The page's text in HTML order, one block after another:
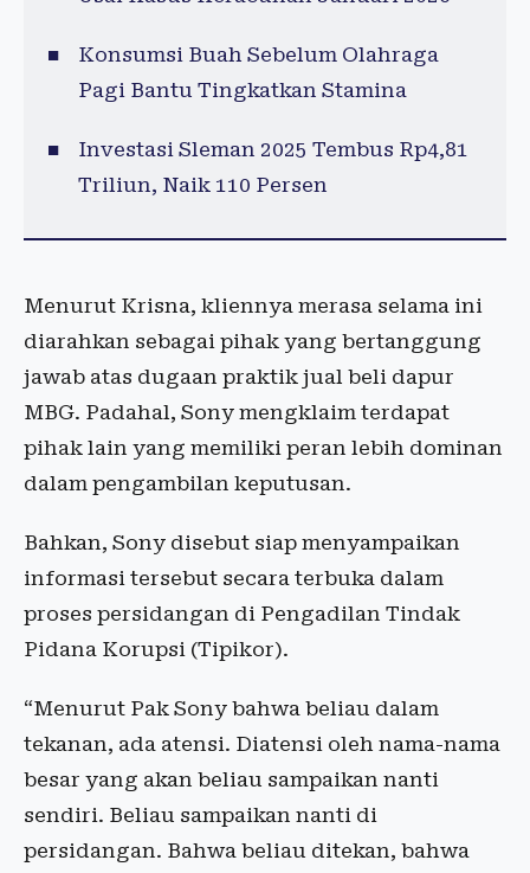
Konsumsi Buah Sebelum Olahraga
Pagi Bantu Tingkatkan Stamina
Investasi Sleman 2025 Tembus Rp4,81
Triliun, Naik 110 Persen
Menurut Krisna, kliennya merasa selama ini
diarahkan sebagai pihak yang bertanggung
jawab atas dugaan praktik jual beli dapur
MBG. Padahal, Sony mengklaim terdapat
pihak lain yang memiliki peran lebih dominan
dalam pengambilan keputusan.
Bahkan, Sony disebut siap menyampaikan
informasi tersebut secara terbuka dalam
proses persidangan di Pengadilan Tindak
Pidana Korupsi (Tipikor).
“Menurut Pak Sony bahwa beliau dalam
tekanan, ada atensi. Diatensi oleh nama-nama
besar yang akan beliau sampaikan nanti
sendiri. Beliau sampaikan nanti di
persidangan. Bahwa beliau ditekan, bahwa